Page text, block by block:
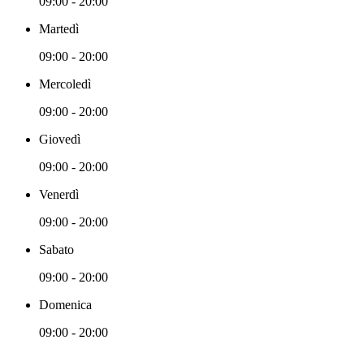
Martedì
09:00 - 20:00
Mercoledì
09:00 - 20:00
Giovedì
09:00 - 20:00
Venerdì
09:00 - 20:00
Sabato
09:00 - 20:00
Domenica
09:00 - 20:00